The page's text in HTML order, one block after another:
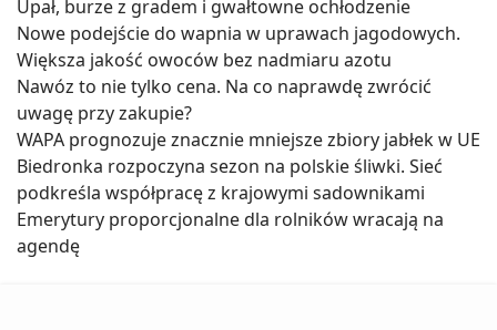
Upał, burze z gradem i gwałtowne ochłodzenie
Nowe podejście do wapnia w uprawach jagodowych.
Większa jakość owoców bez nadmiaru azotu
Nawóz to nie tylko cena. Na co naprawdę zwrócić
uwagę przy zakupie?
WAPA prognozuje znacznie mniejsze zbiory jabłek w UE
Biedronka rozpoczyna sezon na polskie śliwki. Sieć
podkreśla współpracę z krajowymi sadownikami
Emerytury proporcjonalne dla rolników wracają na
agendę